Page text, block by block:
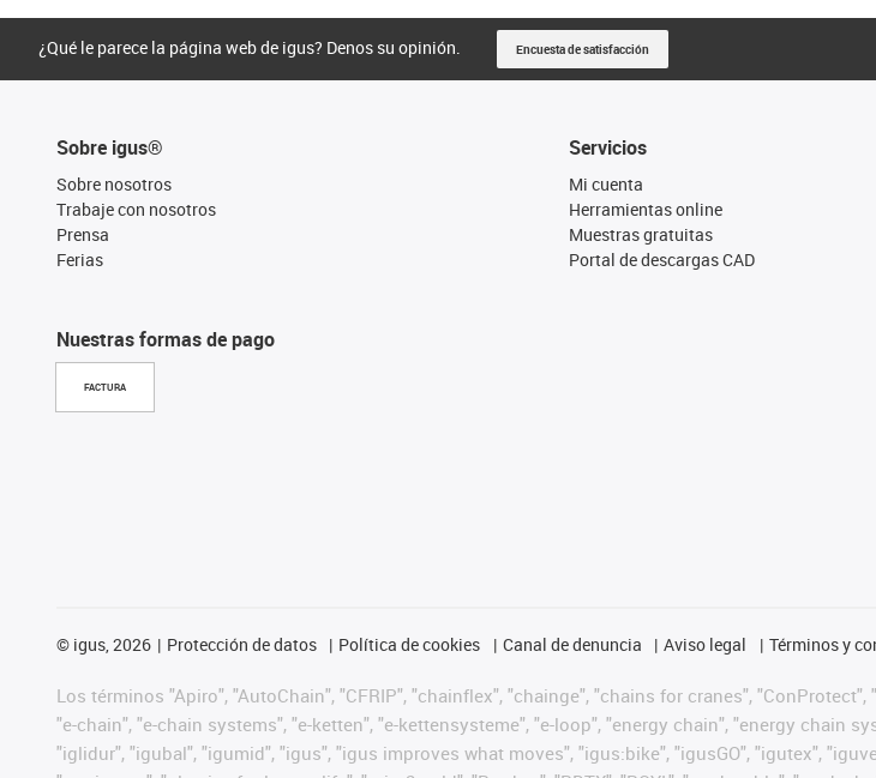
¿Qué le parece la página web de igus? Denos su opinión. Encuesta de satisfacción
Sobre igus®
Sobre nosotros
Trabaje con nosotros
Prensa
Ferias
Nuestras formas de pago
FACTURA
Servicios
Mi cuenta
Herramientas online
Muestras gratuitas
Portal de descargas CAD
© igus, 2026 Protección de datos Política de cookies Canal de denuncia Aviso legal Términos y
Los términos "Apiro", "AutoChain", "CFRIP", "chainflex", "chainge", "chains for cranes",
"e-chain", "e-chain systems", "e-ketten", "e-kettensysteme", "e-loop", "energy chain", "energy chain
"iglidur", "igubal", "igumid", "igus", "igus improves what moves", "igus:bike", "igusGO", "igutex",